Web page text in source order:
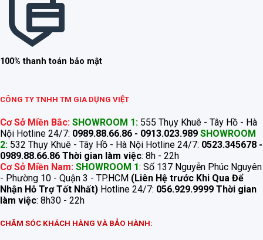
100% thanh toán bảo mật
CÔNG TY TNHH TM GIA DỤNG VIỆT
Cơ Sở Miền Bắc: SHOWROOM 1: 555 Thụy Khuê - Tây Hồ - Hà
Nội Hotline 24/7: 0989.88.66.86 - 0913.023.989 SHOWROOM
2: 532 Thụy Khuê - Tây Hồ - Hà Nội Hotline 24/7: 0523.345678 -
0989.88.66.86 Thời gian làm việc: 8h - 22h
Cơ Sở Miền Nam: SHOWROOM 1: Số 137 Nguyễn Phúc Nguyên
- Phường 10 - Quận 3 - TP.HCM (Liên Hệ trước Khi Qua Để
Nhận Hỗ Trợ Tốt Nhất) Hotline 24/7: 056.929.9999 Thời gian
làm việc: 8h30 - 22h
CHĂM SÓC KHÁCH HÀNG VÀ BẢO HÀNH: